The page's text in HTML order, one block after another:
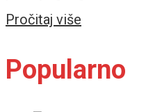
Pročitaj više
Popularno